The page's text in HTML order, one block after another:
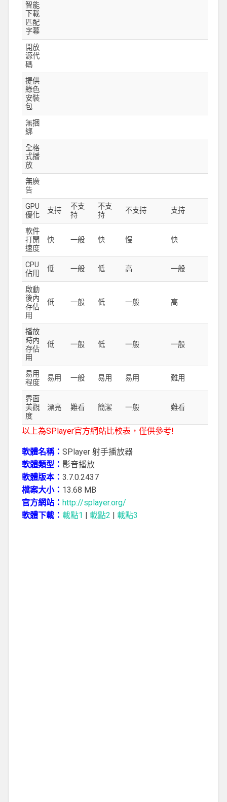
智能
下載
匹配
字幕
開放
源代
碼
提供
綠色
安裝
包
無捆
綁
全格
式播
放
無廣
告
GPU
優化
支持
不支
持
不支
持
不支持 支持
軟件
打開
速度
快 一般 快 慢 快
CPU
佔用
低 一般 低 高 一般
啟動
後內
存佔
用
低 一般 低 一般 高
播放
時內
存佔
用
低 一般 低 一般 一般
易用
程度
易用 一般 易用 易用 難用
界面
美觀
度
漂亮 難看 簡潔 一般 難看
以上為SPlayer官方網站比較表，僅供參考!
軟體名稱： SPlayer 射手播放器
軟體類型： 影音播放
軟體版本： 3.7.0.2437
檔案大小： 13.68 MB
官方網站： http://splayer.org/
軟體下載： 載點1 | 載點2 | 載點3